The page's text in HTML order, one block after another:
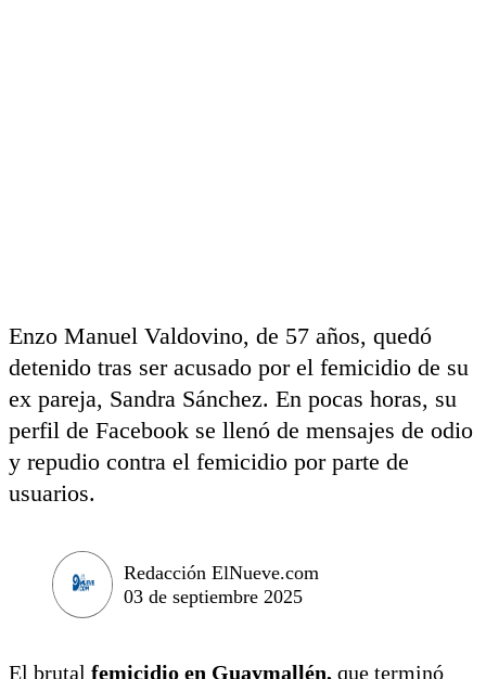
Enzo Manuel Valdovino, de 57 años, quedó
detenido tras ser acusado por el femicidio de su
ex pareja, Sandra Sánchez. En pocas horas, su
perfil de Facebook se llenó de mensajes de odio
y repudio contra el femicidio por parte de
usuarios.
Redacción ElNueve.com
03 de septiembre 2025
El brutal femicidio en Guaymallén, que terminó